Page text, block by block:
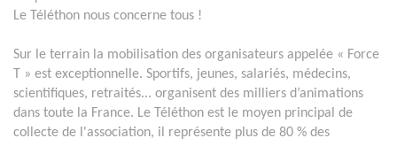
Le Téléthon nous concerne tous !
Sur le terrain la mobilisation des organisateurs appelée « Force
T » est exceptionnelle. Sportifs, jeunes, salariés, médecins,
scientifiques, retraités... organisent des milliers d’animations
dans toute la France. Le Téléthon est le moyen principal de
collecte de l'association, il représente plus de 80 % des